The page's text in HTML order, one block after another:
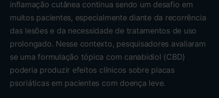
inflamação cutânea continua sendo um desafio em
muitos pacientes, especialmente diante da recorrência
das lesões e da necessidade de tratamentos de uso
prolongado. Nesse contexto, pesquisadores avaliaram
se uma formulação tópica com canabidiol (CBD)
poderia produzir efeitos clínicos sobre placas
psoriáticas em pacientes com doença leve.